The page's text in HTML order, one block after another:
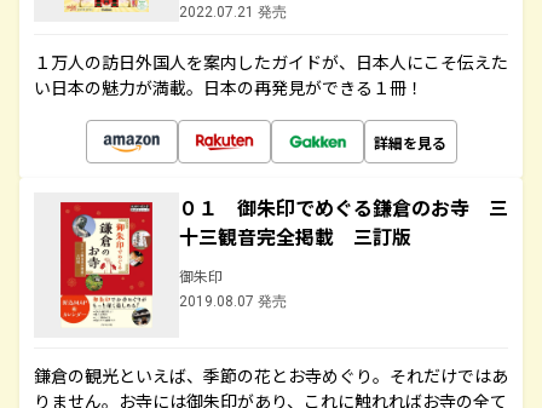
2022.07.21 発売
１万人の訪日外国人を案内したガイドが、日本人にこそ伝えた
い日本の魅力が満載。日本の再発見ができる１冊！
詳細を見る
０１ 御朱印でめぐる鎌倉のお寺 三
十三観音完全掲載 三訂版
御朱印
2019.08.07 発売
鎌倉の観光といえば、季節の花とお寺めぐり。それだけではあ
りません。お寺には御朱印があり、これに触れればお寺の全て